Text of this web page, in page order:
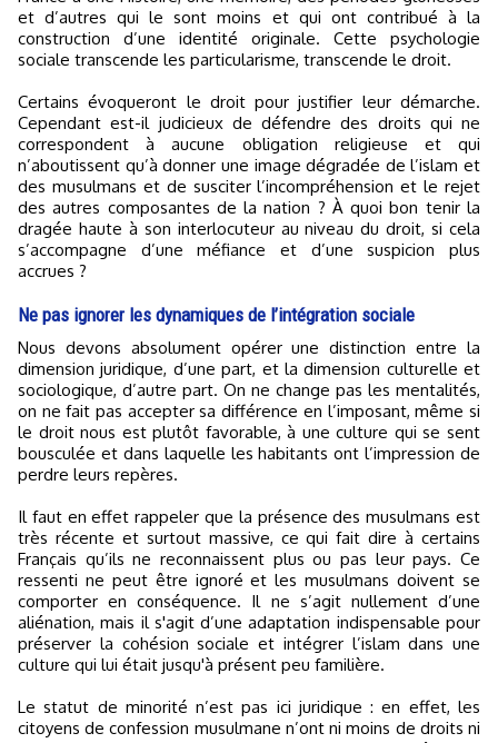
et d’autres qui le sont moins et qui ont contribué à la
construction d’une identité originale. Cette psychologie
sociale transcende les particularisme, transcende le droit.
Certains évoqueront le droit pour justifier leur démarche.
Cependant est-il judicieux de défendre des droits qui ne
correspondent à aucune obligation religieuse et qui
n’aboutissent qu’à donner une image dégradée de l’islam et
des musulmans et de susciter l’incompréhension et le rejet
des autres composantes de la nation ? À quoi bon tenir la
dragée haute à son interlocuteur au niveau du droit, si cela
s’accompagne d’une méfiance et d’une suspicion plus
accrues ?
Ne pas ignorer les dynamiques de l’intégration sociale
Nous devons absolument opérer une distinction entre la
dimension juridique, d’une part, et la dimension culturelle et
sociologique, d’autre part. On ne change pas les mentalités,
on ne fait pas accepter sa différence en l’imposant, même si
le droit nous est plutôt favorable, à une culture qui se sent
bousculée et dans laquelle les habitants ont l’impression de
perdre leurs repères.
Il faut en effet rappeler que la présence des musulmans est
très récente et surtout massive, ce qui fait dire à certains
Français qu’ils ne reconnaissent plus ou pas leur pays. Ce
ressenti ne peut être ignoré et les musulmans doivent se
comporter en conséquence. Il ne s’agit nullement d’une
aliénation, mais il s'agit d’une adaptation indispensable pour
préserver la cohésion sociale et intégrer l’islam dans une
culture qui lui était jusqu'à présent peu familière.
Le statut de minorité n’est pas ici juridique : en effet, les
citoyens de confession musulmane n’ont ni moins de droits ni